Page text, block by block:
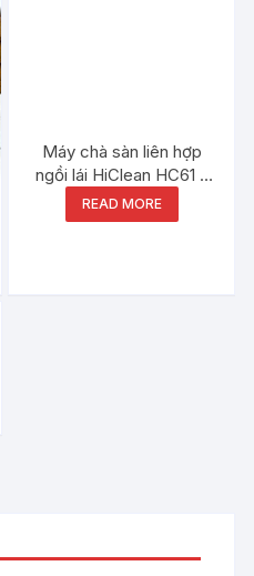
Máy chà sàn liên hợp
ngồi lái HiClean HC61 2
mâm chà 4 bình acquy
READ MORE